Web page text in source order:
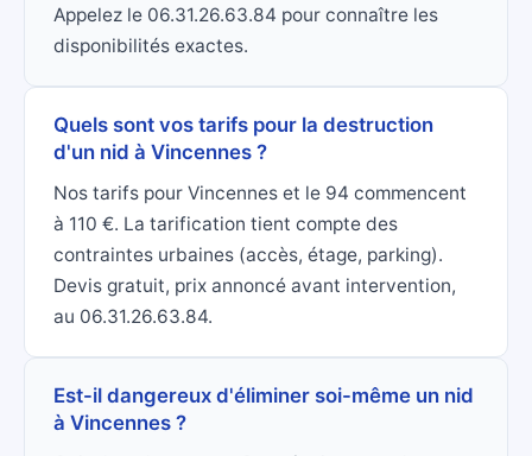
Appelez le 06.31.26.63.84 pour connaître les
disponibilités exactes.
Quels sont vos tarifs pour la destruction
d'un nid à Vincennes ?
Nos tarifs pour Vincennes et le 94 commencent
à 110 €. La tarification tient compte des
contraintes urbaines (accès, étage, parking).
Devis gratuit, prix annoncé avant intervention,
au 06.31.26.63.84.
Est-il dangereux d'éliminer soi-même un nid
à Vincennes ?